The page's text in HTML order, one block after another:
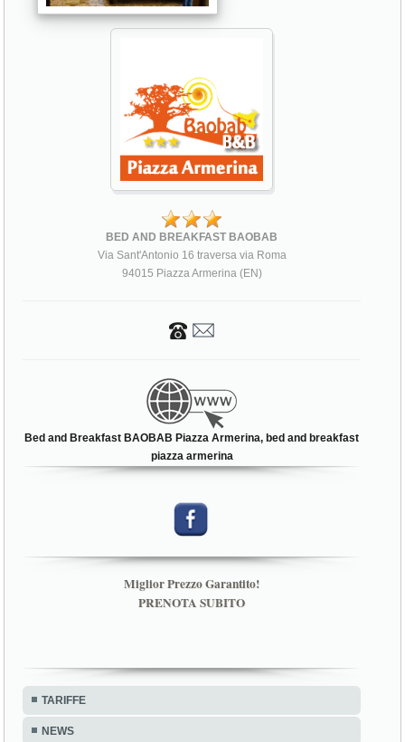
BED AND BREAKFAST BAOBAB
Via Sant'Antonio 16 traversa via Roma
94015 Piazza Armerina (EN)
Bed and Breakfast BAOBAB Piazza Armerina, bed and breakfast
piazza armerina
Miglior Prezzo Garantito!
PRENOTA SUBITO
TARIFFE
NEWS